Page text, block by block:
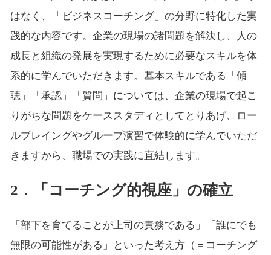
はなく、「ビジネスコーチング」の分野に特化した実
践的な内容です。企業の現場の諸問題を解決し、人の
成長と組織の発展を実現するために必要なスキルを体
系的に学んでいただきます。基本スキルである「傾
聴」「承認」「質問」については、企業の現場で起こ
りがちな問題をケーススタディとしてとりあげ、ロー
ルプレイングやグループ演習で体験的に学んでいただ
きますから、職場での実践に直結します。
2．「コーチング的視座」の確立
「部下を育てることが上司の責務である」「誰にでも
無限の可能性がある」といった考え方（＝コーチング